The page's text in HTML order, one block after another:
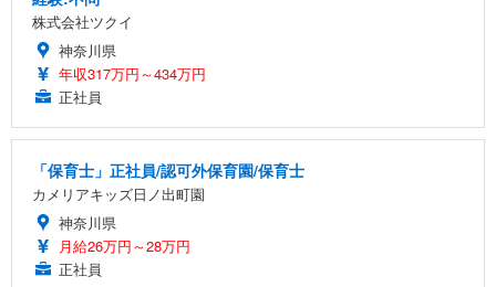
株式会社ツクイ
神奈川県
年収317万円～434万円
正社員
「保育士」正社員/認可外保育園/保育士
カメリアキッズ日ノ出町園
神奈川県
月給26万円～28万円
正社員